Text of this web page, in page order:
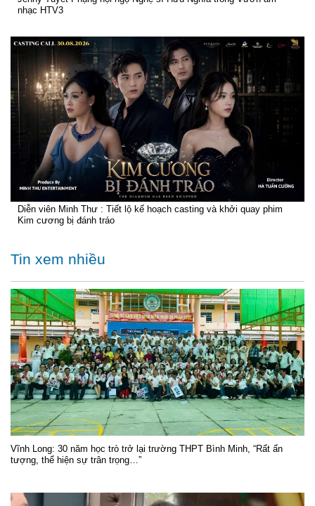
nhạc HTV3
Diễn viên Minh Thư : Tiết lộ kế hoạch casting và khởi quay phim
Kim cương bị đánh tráo
Tin xem nhiều
Vĩnh Long: 30 năm học trò trở lại trường THPT Bình Minh, “Rất ấn
tượng, thể hiện sự trân trọng…”